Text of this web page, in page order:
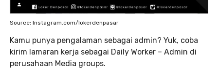
Source: Instagram.com/lokerdenpasar
Kamu punya pengalaman sebagai admin? Yuk, coba
kirim lamaran kerja sebagai Daily Worker – Admin di
perusahaan Media groups.